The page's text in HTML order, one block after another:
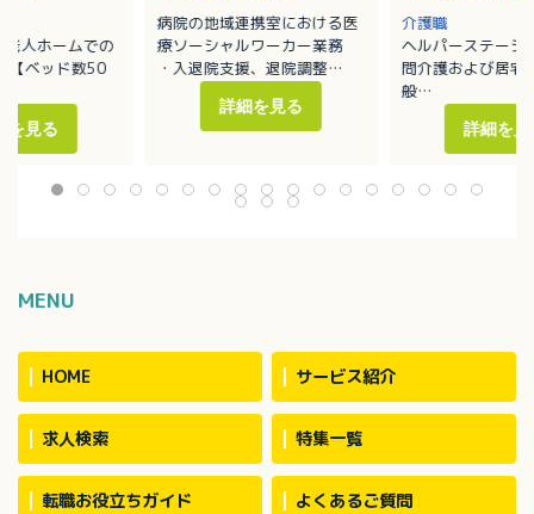
病院の地域連携室における医
療ソーシャルワーカー業務
・入退院支援、退院調整
・入退院に関する相談業務
・関係機関との連携・調整
（グループ内施設、ケアマネ
など）
・カンファレンスへの参加
詳細を見る
介護職
ヘルパーステーシ
問介護および居宅
般
主にグループ内の
ート、老人ホーム
ていただきます
・家事援助
詳細を見
人ホームでの
【ベッド数50
泄介助、シー
2回・4～6
介助（中2／外
を見る
MENU
HOME サービス紹介
求人検索 特集一覧
転職お役立ちガイド よくあるご質問